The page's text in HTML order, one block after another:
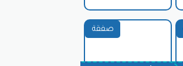
صفقة